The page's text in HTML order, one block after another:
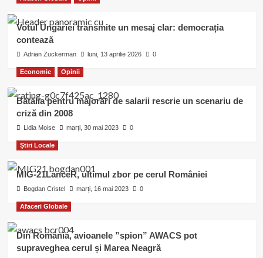
Votul Ungariei transmite un mesaj clar: democrația
contează
Adrian Zuckerman luni, 13 aprilie 2026 0
Economie Opinii
Bătălia pentru majorări de salarii rescrie un scenariu de
criză din 2008
Lidia Moise marți, 30 mai 2023 0
Ştiri Locale
MIG-21LanceR, ultimul zbor pe cerul României
Bogdan Cristel marți, 16 mai 2023 0
Afaceri Globale
Din România, avioanele ”spion” AWACS pot
supraveghea cerul și Marea Neagră